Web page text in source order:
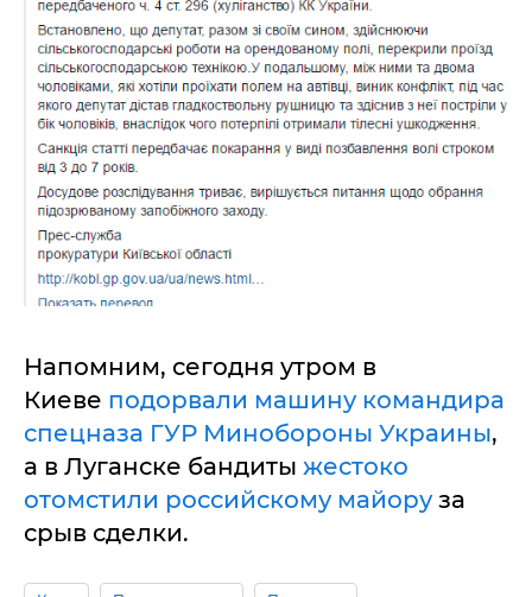
Напомним, сегодня утром в
Киеве подорвали машину командира
спецназа ГУР Минобороны Украины,
а в Луганске бандиты жестоко
отомстили российскому майоруза
срыв сделки.